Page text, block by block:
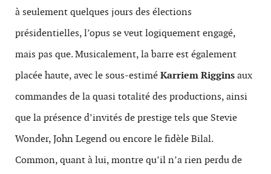
à seulement quelques jours des élections
présidentielles, l’opus se veut logiquement engagé,
mais pas que. Musicalement, la barre est également
placée haute, avec le sous-estiméKarriem Rigginsaux
commandes de la quasi totalité des productions, ainsi
que la présence d’invités de prestige tels que Stevie
Wonder, John Legend ou encore le fidèle Bilal.
Common, quant à lui, montre qu’il n’a rien perdu de